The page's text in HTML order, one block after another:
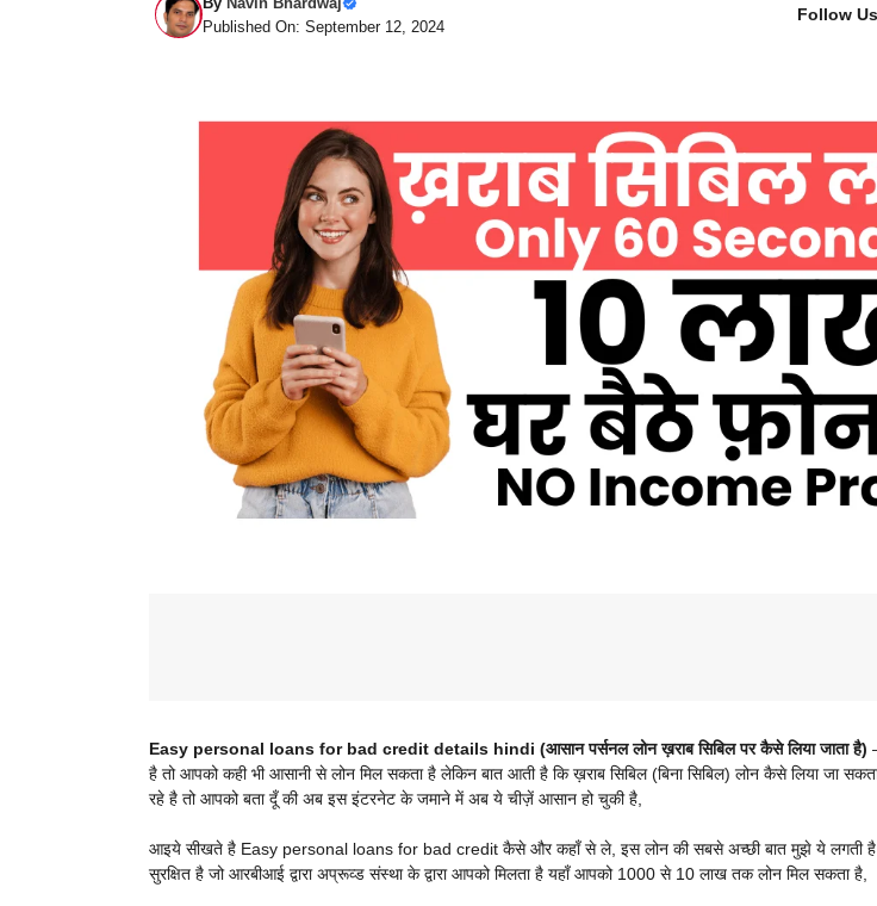
Published On: September 12, 2024
Follow Us
Easy personal loans for bad credit details hindi (आसान पर्सनल लोन ख़राब सिबिल पर कैसे लिया जाता है)
है तो आपको कही भी आसानी से लोन मिल सकता है लेकिन बात आती है कि ख़राब सिबिल (बिना सिबिल) लोन कैसे लिया जा
रहे है तो आपको बता दूँ की अब इस इंटरनेट के जमाने में अब ये चीज़ें आसान हो चुकी है,
आइये सीखते है Easy personal loans for bad credit कैसे और कहाँ से ले, इस लोन की सबसे अच्छी बात मुझे ये लगती है
सुरक्षित है जो आरबीआई द्वारा अप्रूव्ड संस्था के द्वारा आपको मिलता है यहाँ आपको 1000 से 10 लाख तक लोन मिल सकता है,